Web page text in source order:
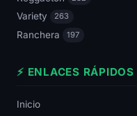
Variety 263
Ranchera 197
⚡ ENLACES RÁPIDOS
Inicio